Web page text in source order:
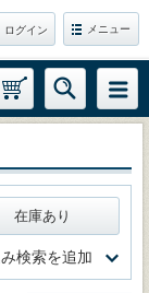
ログイン メニュー
在庫あり
検索を追加